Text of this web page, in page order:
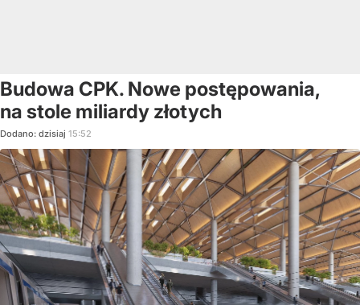
Budowa CPK. Nowe postępowania,
na stole miliardy złotych
Dodano: dzisiaj 15:52